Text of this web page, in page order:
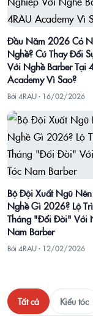
Đầu Năm 2026 Có
Nghề? Cú Thay Đổi
Với Nghề Barber Tại
Academy Vì Sao?
Bởi 4RAU · 16/02/2026
Bộ Đội Xuất Ngũ
Nghề Gì 2026? Lộ
Tháng "Đổi Đời" Với
Nam Barber
Bởi 4RAU · 12/02/2026
Tất cả Kiểu tóc